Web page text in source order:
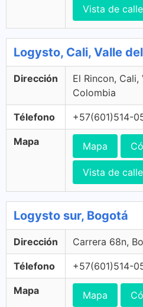
Vista de calle
Logysto, Cali, Valle
Dirección
El Rincon, Cali,
Colombia
Télefono +57(601)514-
Mapa Mapa
Vista de calle
Logysto sur, Bogotá
Dirección Carrera 68n,
Télefono +57(601)514-
Mapa Mapa